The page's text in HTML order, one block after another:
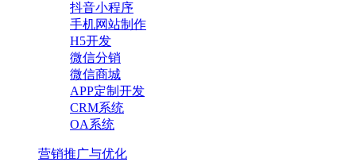
抖音小程序
手机网站制作
H5开发
微信分销
微信商城
APP定制开发
CRM系统
OA系统
营销推广与优化